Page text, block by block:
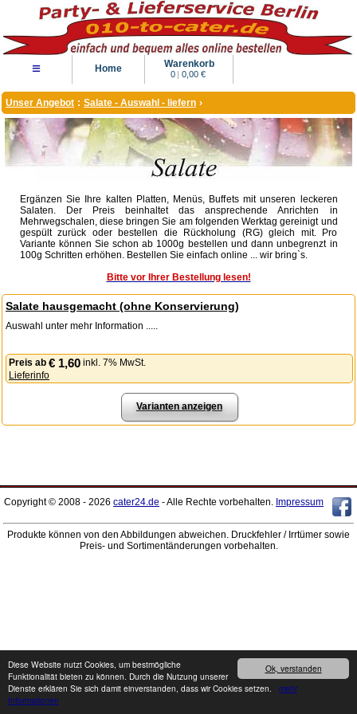
Ok, verstanden
Diese Website nutzt Cookies, um bestmögliche
Funktionalität bieten zu können. Durch die Nutzung unserer
Dienste erklären Sie sich damit einverstanden, dass wir Cookies setzen. mehr
Informationen
≡ Home Warenkorb
0 | 0,00 €
Unser Angebot : Salate - Auswahl - liefern ›
Ergänzen Sie Ihre kalten Platten, Menüs, Buffets mit unseren leckeren
Salaten. Der Preis beinhaltet das ansprechende Anrichten in
Mehrwegschalen, diese bringen Sie am folgenden Werktag gereinigt und
gespült zurück oder bestellen die Rückholung (RG) gleich mit. Pro
Variante können Sie schon ab 1000g bestellen und dann unbegrenzt in
100g Schritten erhöhen. Bestellen Sie einfach online ... wir bring`s.
Bitte vor Ihrer Bestellung lesen!
Salate hausgemacht (ohne Konservierung)
Auswahl unter mehr Information .....
Preis ab € 1,60 inkl. 7% MwSt.
Lieferinfo
Varianten anzeigen
Copyright © 2008 - 2026 cater24.de - Alle Rechte vorbehalten. Impressum
Produkte können von den Abbildungen abweichen. Druckfehler / Irrtümer sowie
Preis- und Sortimentänderungen vorbehalten.